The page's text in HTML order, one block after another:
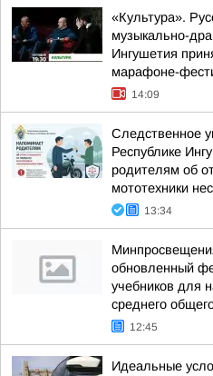
«Культура».
музыкально-
Ингушетия
марафоне-
14:09
Следственное
Республике
родителям об
мототехники
13:34
обновленный
учебников для
среднего
12:45
Идеальные